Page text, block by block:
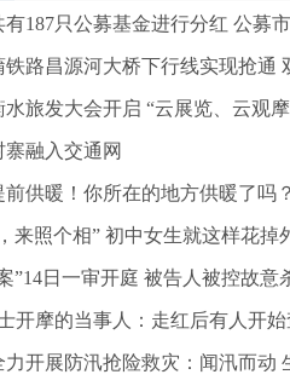
有187只公募基金进行分红 公募
铁路昌源河大桥下行线实现抢通
水旅发大会开启 “云展览、云观
寨融入交通网
前供暖！你所在的地方供暖了吗？
来照个相” 初中女生就这样花掉
”14日一审开庭 被告人被控故意
开摩的当事人：走红后有人开
力开展防汛抢险救灾：闻汛而动